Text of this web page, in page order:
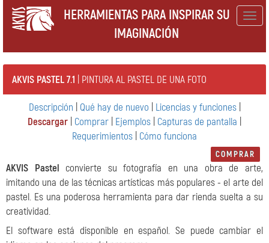
HERRAMIENTAS PARA INSPIRAR SU
IMAGINACIÓN
AKVIS PASTEL 7.1 | PINTURA AL PASTEL DE UNA FOTO
Descripción Qué hay de nuevo Licencias y funciones|
Descargar Comprar Ejemplos Capturas de pantalla
Requerimientos Cómo funciona
COMPRAR
AKVIS Pastel convierte su fotografía en una obra de arte,
imitando una de las técnicas artísticas más populares - el arte del
pastel. Es una poderosa herramienta para dar rienda suelta a su
creatividad.
El software está disponible en español. Se puede cambiar el